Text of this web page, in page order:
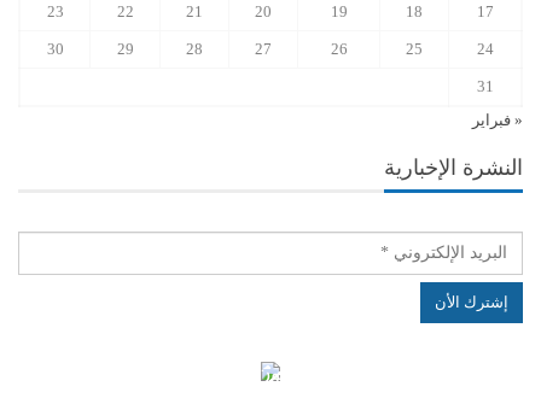
17
18
19
20
21
22
23
24
25
26
27
28
29
30
31
« فبراير
النشرة الإخبارية
الهياكل الخاضعة لقانون النفاذ إلى المعلومة